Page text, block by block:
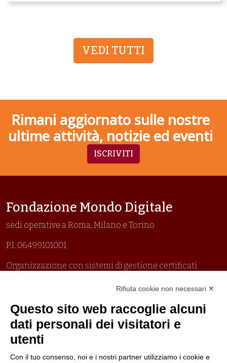
VEDI TUTTI
Rimani aggiornato sulle nostre
ultime attività, notizie ed eventi
ISCRIVITI
Fondazione Mondo Digitale
sedi operative a Roma, Milano e Torino
P.I. 06499101001
Organizzazione con sistemi di gestione certificati
Politica per la parità di genere
Politica antibullismo
Rifiuta cookie non necessari ✕
Questo sito web raccoglie alcuni
dati personali dei visitatori e
utenti
Con il tuo consenso, noi e i nostri partner utilizziamo i cookie e